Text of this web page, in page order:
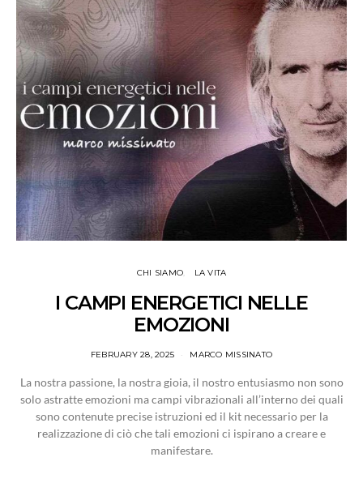
CHI SIAMO LA VITA
I CAMPI ENERGETICI NELLE
EMOZIONI
FEBRUARY 28, 2025 MARCO MISSINATO
La nostra passione, la nostra gioia, il nostro entusiasmo non sono
solo astratte emozioni ma campi vibrazionali all’interno dei quali
sono contenute precise istruzioni ed il kit necessario per la
realizzazione di ciò che tali emozioni ci ispirano a creare e
manifestare.